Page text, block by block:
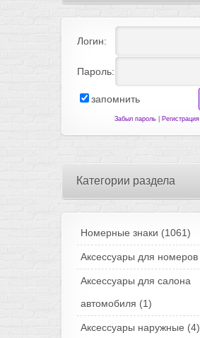
Логин:
Пароль:
запомнить
Забыл пароль Регистрация
Категории раздела
Номерные знаки (1061)
Аксессуары для номеров
Аксессуары для салона
автомобиля (1)
Аксессуары наружные (4)